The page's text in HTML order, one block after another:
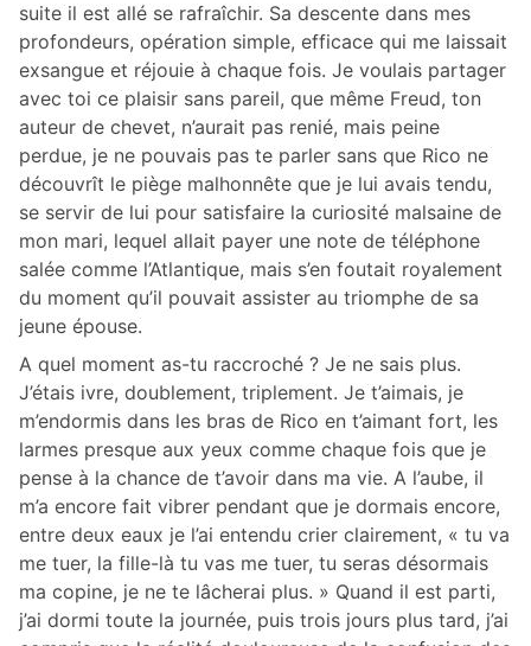
suite il est allé se rafraîchir. Sa descente dans mes
profondeurs, opération simple, efficace qui me laissait
exsangue et réjouie à chaque fois. Je voulais partager
avec toi ce plaisir sans pareil, que même Freud, ton
auteur de chevet, n’aurait pas renié, mais peine
perdue, je ne pouvais pas te parler sans que Rico ne
découvrît le piège malhonnête que je lui avais tendu,
se servir de lui pour satisfaire la curiosité malsaine de
mon mari, lequel allait payer une note de téléphone
salée comme l’Atlantique, mais s’en foutait royalement
du moment qu’il pouvait assister au triomphe de sa
jeune épouse.
A quel moment as-tu raccroché ? Je ne sais plus.
J’étais ivre, doublement, triplement. Je t’aimais, je
m’endormis dans les bras de Rico en t’aimant fort, les
larmes presque aux yeux comme chaque fois que je
pense à la chance de t’avoir dans ma vie. A l’aube, il
m’a encore fait vibrer pendant que je dormais encore,
entre deux eaux je l’ai entendu crier clairement, « tu va
me tuer, la fille-là tu vas me tuer, tu seras désormais
ma copine, je ne te lâcherai plus. » Quand il est parti,
j’ai dormi toute la journée, puis trois jours plus tard, j’ai